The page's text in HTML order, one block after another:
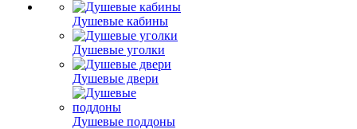
Душевые кабины
Душевые уголки
Душевые двери
Душевые поддоны